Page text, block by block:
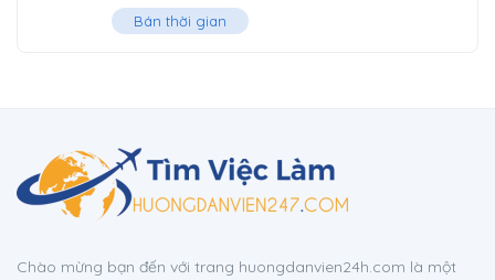
Bán thời gian
Chào mừng bạn đến với trang huongdanvien24h.com là một